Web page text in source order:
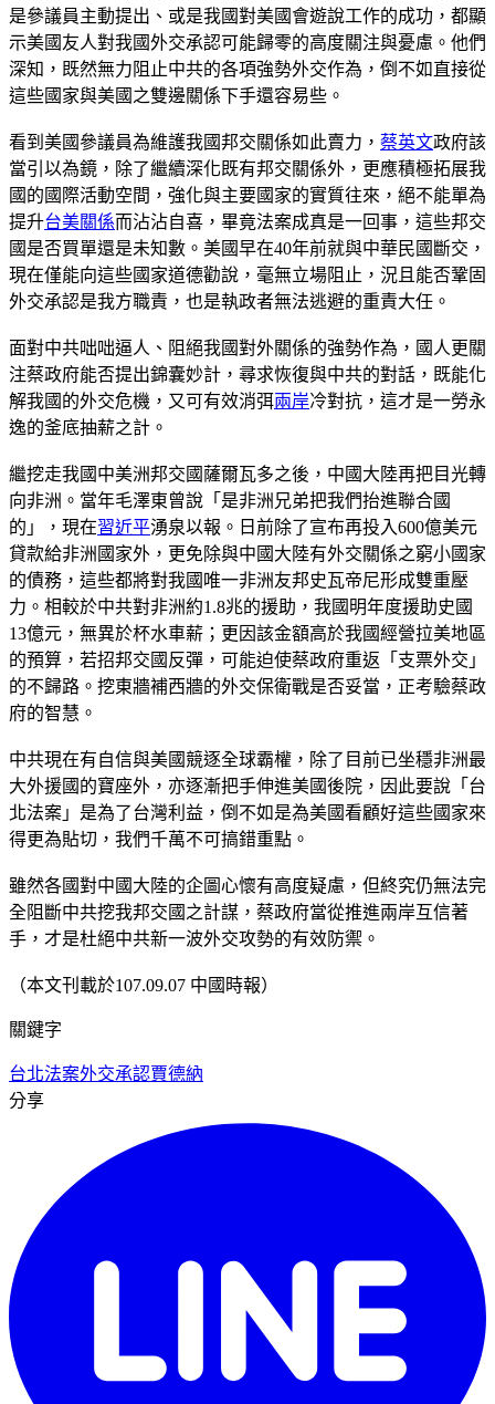
是參議員主動提出、或是我國對美國會遊說工作的成功，都顯
示美國友人對我國外交承認可能歸零的高度關注與憂慮。他們
深知，既然無力阻止中共的各項強勢外交作為，倒不如直接從
這些國家與美國之雙邊關係下手還容易些。
看到美國參議員為維護我國邦交關係如此賣力， 蔡英文政府該
當引以為鏡，除了繼續深化既有邦交關係外，更應積極拓展我
國的國際活動空間，強化與主要國家的實質往來，絕不能單為
提升台美關係而沾沾自喜，畢竟法案成真是一回事，這些邦交
國是否買單還是未知數。美國早在40年前就與中華民國斷交，
現在僅能向這些國家道德勸說，毫無立場阻止，況且能否鞏固
外交承認是我方職責，也是執政者無法逃避的重責大任。
面對中共咄咄逼人、阻絕我國對外關係的強勢作為，國人更關
注蔡政府能否提出錦囊妙計，尋求恢復與中共的對話，既能化
解我國的外交危機，又可有效消弭兩岸冷對抗，這才是一勞永
逸的釜底抽薪之計。
繼挖走我國中美洲邦交國薩爾瓦多之後，中國大陸再把目光轉
向非洲。當年毛澤東曾說「是非洲兄弟把我們抬進聯合國
的」，現在習近平湧泉以報。日前除了宣布再投入600億美元
貸款給非洲國家外，更免除與中國大陸有外交關係之窮小國家
的債務，這些都將對我國唯一非洲友邦史瓦帝尼形成雙重壓
力。相較於中共對非洲約1.8兆的援助，我國明年度援助史國
13億元，無異於杯水車薪；更因該金額高於我國經營拉美地區
的預算，若招邦交國反彈，可能迫使蔡政府重返「支票外交」
的不歸路。挖東牆補西牆的外交保衛戰是否妥當，正考驗蔡政
府的智慧。
中共現在有自信與美國競逐全球霸權，除了目前已坐穩非洲最
大外援國的寶座外，亦逐漸把手伸進美國後院，因此要說「台
北法案」是為了台灣利益，倒不如是為美國看顧好這些國家來
得更為貼切，我們千萬不可搞錯重點。
雖然各國對中國大陸的企圖心懷有高度疑慮，但終究仍無法完
全阻斷中共挖我邦交國之計謀，蔡政府當從推進兩岸互信著
手，才是杜絕中共新一波外交攻勢的有效防禦。
（本文刊載於107.09.07 中國時報）
關鍵字
台北法案外交承認賈德納
分享